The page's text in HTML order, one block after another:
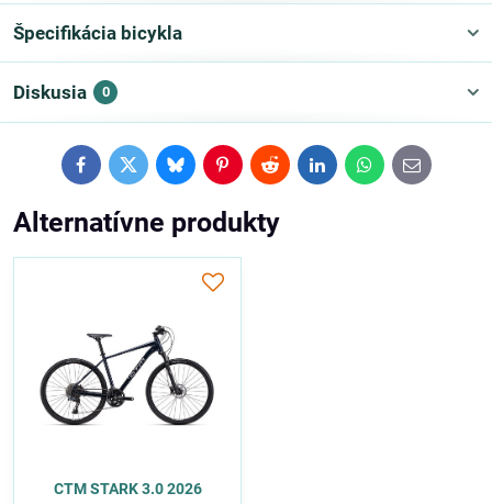
Špecifikácia bicykla
Diskusia 0
FacebookTwitterBlueskyPinterestRedditLinkedInWhatsApp
E-
mail
Alternatívne produkty
CTM STARK 3.0 2026